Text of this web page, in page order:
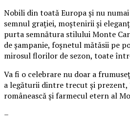
Nobili din toată Europa și nu
semnul grației, moștenirii și
purta semnătura stilului Monte
de șampanie, foșnetul mătăsii pe
mirosul florilor de sezon, toate
Va fi o celebrare nu doar a
a legăturii dintre trecut și
românească și farmecul etern al
–